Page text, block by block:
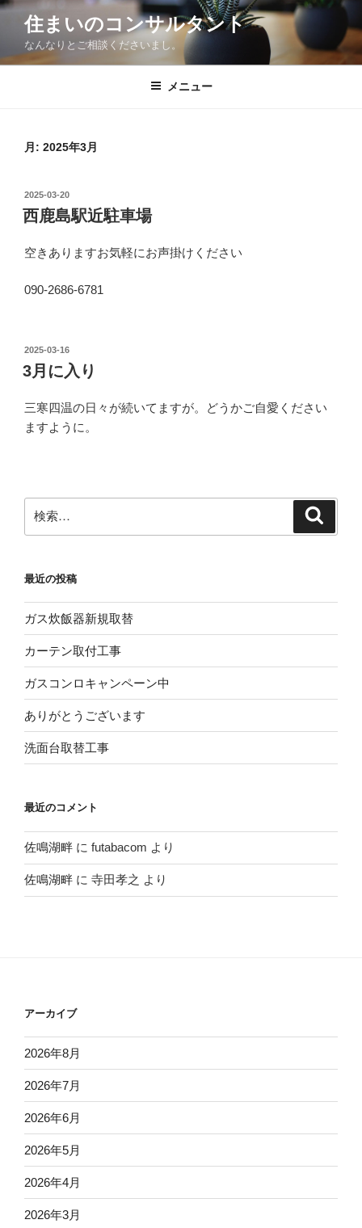
コ
ン
住まいのコンサルタント
なんなりとご相談くださいまし。
メニュー
月: 2025年3月
投
稿
日:
2025-03-20
西鹿島駅近駐車場
空きありますお気軽にお声掛けください
090-2686-6781
投
稿
日:
2025-03-16
3月に入り
三寒四温の日々が続いてますが。どうかご自愛ください
ますように。
索:
最近の投稿
ガス炊飯器新規取替
カーテン取付工事
ガスコンロキャンペーン中
ありがとうございます
洗面台取替工事
最近のコメント
佐鳴湖畔 に futabacom より
佐鳴湖畔 に 寺田孝之 より
アーカイブ
2026年8月
2026年7月
2026年6月
2026年5月
2026年4月
2026年3月